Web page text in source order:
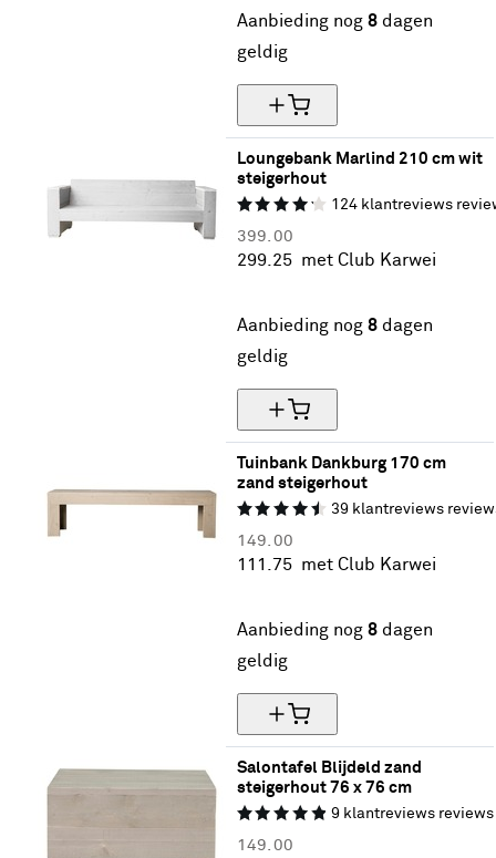
Aanbieding nog 8 dagen
geldig
Loungebank Marlind 210 cm wit
steigerhout
124 klantreviews
399. 00
299. 25 met Club Karwei
Aanbieding nog 8 dagen
geldig
Tuinbank Dankburg 170 cm
zand steigerhout
39 klantreviews
149. 00
111. 75 met Club Karwei
Aanbieding nog 8 dagen
geldig
Salontafel Blijdeld zand
steigerhout 76 x 76 cm
9 klantreviews reviews
149. 00